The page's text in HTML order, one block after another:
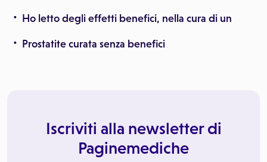
Ho letto degli effetti benefici, nella cura di un
Prostatite curata senza benefici
Iscriviti alla newsletter di
Paginemediche